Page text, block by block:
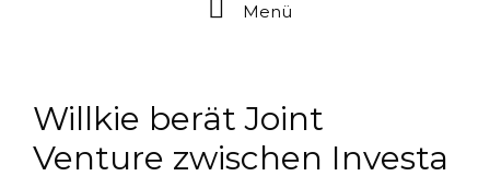
Menü
Willkie berät Joint
Venture zwischen Investa